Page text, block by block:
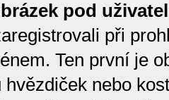
pod
při
Ten první je
hvězdiček nebo